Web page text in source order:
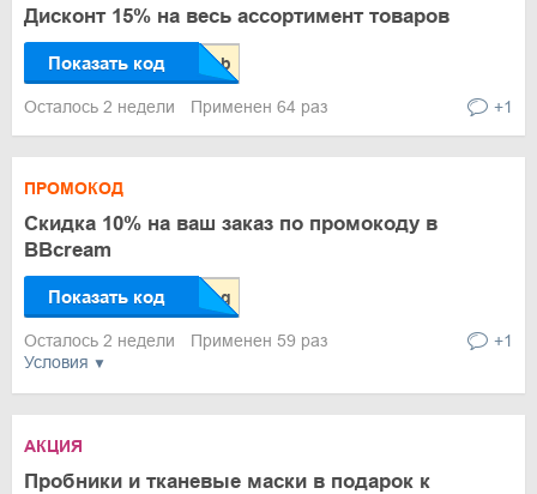
Дисконт 15% на весь ассортимент товаров
Показать код
Осталось 2 недели Применен 64 раз +1
Условия
ПРОМОКОД
Скидка 10% на ваш заказ по промокоду в
BBcream
Показать код
Осталось 2 недели Применен 59 раз +1
АКЦИЯ
Пробники и тканевые маски в подарок к